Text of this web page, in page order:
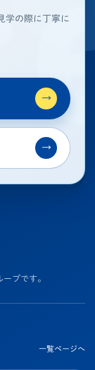
学の際に丁寧に
→
→
プです。
一覧ページへ